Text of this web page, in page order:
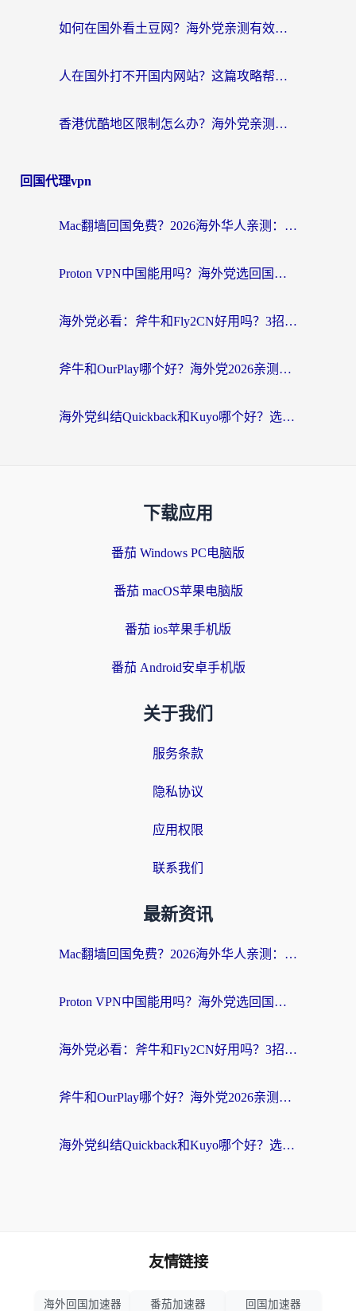
如何在国外看土豆网？海外党亲测有效的追剧加速器选择指南
人在国外打不开国内网站？这篇攻略帮你无缝解锁国内资源（附交管12123使用技巧）
香港优酷地区限制怎么办？海外党亲测有效的追剧解决方案
回国代理vpn
Mac翻墙回国免费？2026海外华人亲测：从CCTV5直播到国内APP，这样选加速器才靠谱
Proton VPN中国能用吗？海外党选回国加速器的避坑指南（附番茄加速器实测）
海外党必看：斧牛和Fly2CN好用吗？3招教你选对回国加速器（附免费试用攻略）
斧牛和OurPlay哪个好？海外党2026亲测：选对加速器，国内资源秒加载
海外党纠结Quickback和Kuyo哪个好？选对回国加速器才能无缝刷国内资源
下载应用
番茄 Windows PC电脑版
番茄 macOS苹果电脑版
番茄 ios苹果手机版
番茄 Android安卓手机版
关于我们
服务条款
隐私协议
应用权限
联系我们
最新资讯
Mac翻墙回国免费？2026海外华人亲测：从CCTV5直播到国内APP，这样选加速器才靠谱
Proton VPN中国能用吗？海外党选回国加速器的避坑指南（附番茄加速器实测）
海外党必看：斧牛和Fly2CN好用吗？3招教你选对回国加速器（附免费试用攻略）
斧牛和OurPlay哪个好？海外党2026亲测：选对加速器，国内资源秒加载
海外党纠结Quickback和Kuyo哪个好？选对回国加速器才能无缝刷国内资源
友情链接
海外回国加速器 番茄加速器 回国加速器